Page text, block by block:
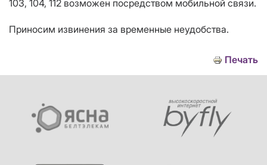
103, 104, 112 возможен посредством мобильной связи.
Приносим извинения за временные неудобства.
Печать